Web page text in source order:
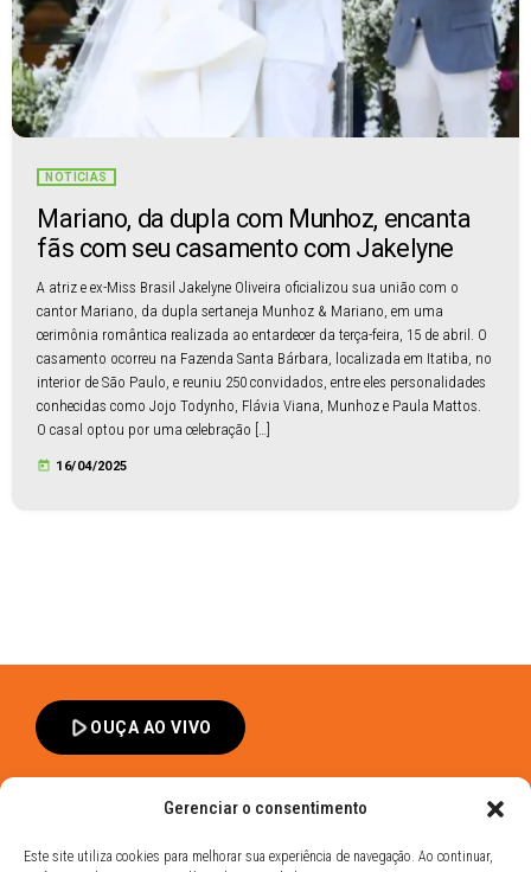
Gerenciar o consentimento
Este site utiliza cookies para melhorar sua experiência de navegação. Ao continuar,
NOTÍCIAS
Mariano, da dupla com Munhoz, encanta
fãs com seu casamento com Jakelyne
A atriz e ex-Miss Brasil Jakelyne Oliveira oficializou sua união com o
cantor Mariano, da dupla sertaneja Munhoz & Mariano, em uma
cerimônia romântica realizada ao entardecer da terça-feira, 15 de abril. O
casamento ocorreu na Fazenda Santa Bárbara, localizada em Itatiba, no
interior de São Paulo, e reuniu 250 convidados, entre eles personalidades
conhecidas como Jojo Todynho, Flávia Viana, Munhoz e Paula Mattos.
O casal optou por uma celebração […]
today 16/04/2025
play_arrowOUÇA AO VIVO